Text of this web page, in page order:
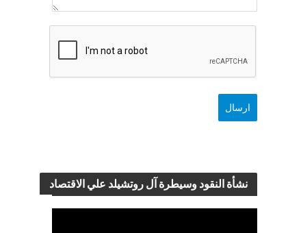
نشأة النقود وسيطرة آل روتشيلد علي الاقتصاد